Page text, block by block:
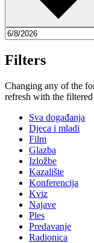
Filters
Changing any of the
refresh with the filtered
Sva događanja
Djeca i mladi
Film
Glazba
Izložbe
Kazalište
Konferencija
Kviz
Najave
Ples
Predavanje
Radionica